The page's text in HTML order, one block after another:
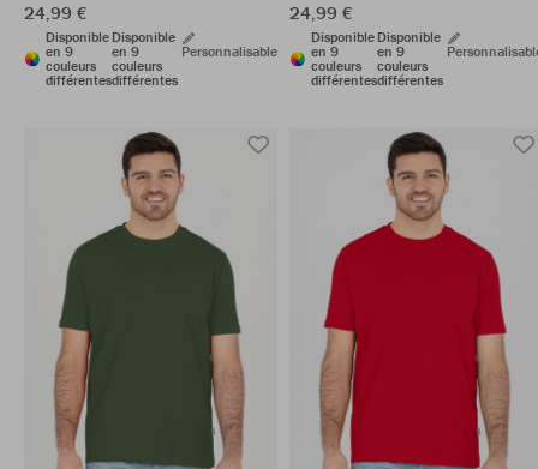
24,99 €
Disponible
en 9
couleurs
différentes
Disponible
en 9
couleurs
différentes
Personnalisable
24,99 €
Disponible
en 9
couleurs
différentes
Disponible
en 9
couleurs
différentes